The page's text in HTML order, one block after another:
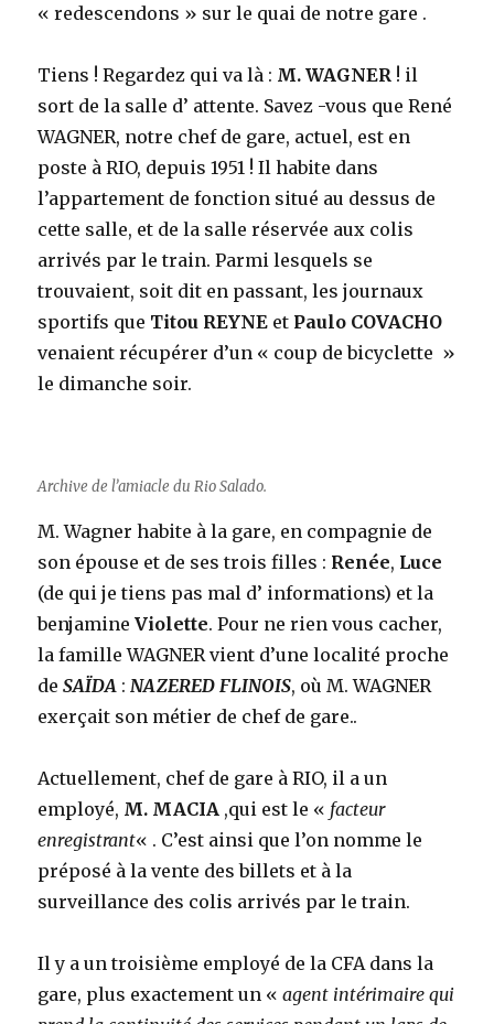
« redescendons » sur le quai de notre gare .
Tiens ! Regardez qui va là : M. WAGNER ! il
sort de la salle d’ attente. Savez -vous que René
WAGNER, notre chef de gare, actuel, est en
poste à RIO, depuis 1951 ! Il habite dans
l’appartement de fonction situé au dessus de
cette salle, et de la salle réservée aux colis
arrivés par le train. Parmi lesquels se
trouvaient, soit dit en passant, les journaux
sportifs que Titou REYNE et Paulo COVACHO
venaient récupérer d’un « coup de bicyclette »
le dimanche soir.
Archive de l’amiacle du Rio Salado.
M. Wagner habite à la gare, en compagnie de
son épouse et de ses trois filles : Renée, Luce
(de qui je tiens pas mal d’ informations) et la
benjamineViolette. Pour ne rien vous cacher,
la famille WAGNER vient d’une localité proche
deSAÏDA :NAZERED FLINOIS, où M. WAGNER
exerçait son métier de chef de gare..
Actuellement, chef de gare à RIO, il a un
employé, M. MACIA ,qui est le « facteur
enregistrant« . C’est ainsi que l’on nomme le
préposé à la vente des billets et à la
surveillance des colis arrivés par le train.
Il y a un troisième employé de la CFA dans la
gare, plus exactement un «agent intérimaire qui